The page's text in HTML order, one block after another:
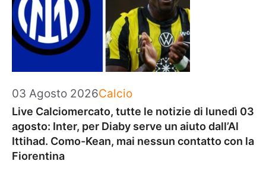
03 Agosto 2026Categorie
Calcio
Live Calciomercato, tutte le notizie di lunedì 03
agosto: Inter, per Diaby serve un aiuto dall’Al
Ittihad. Como-Kean, mai nessun contatto con la
Fiorentina